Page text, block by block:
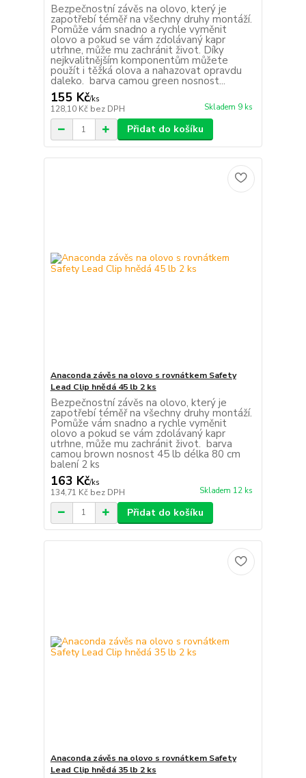
Bezpečnostní závěs na olovo, který je
zapotřebí téměř na všechny druhy montáží.
Pomůže vám snadno a rychle vyměnit
olovo a pokud se vám zdolávaný kapr
utrhne, může mu zachránit život. Díky
nejkvalitnějším komponentům můžete
použít i těžká olova a nahazovat opravdu
daleko. barva camou green nosnost...
155 Kč/ks
128,10 Kč bez DPH Skladem 9 ks
Přidat do košíku
Anaconda závěs na olovo s rovnátkem Safety
Lead Clip hnědá 45 lb 2 ks
Bezpečnostní závěs na olovo, který je
zapotřebí téměř na všechny druhy montáží.
Pomůže vám snadno a rychle vyměnit
olovo a pokud se vám zdolávaný kapr
utrhne, může mu zachránit život. barva
camou brown nosnost 45 lb délka 80 cm
balení 2 ks
163 Kč/ks
134,71 Kč bez DPH Skladem 12 ks
Přidat do košíku
Anaconda závěs na olovo s rovnátkem Safety
Lead Clip hnědá 35 lb 2 ks